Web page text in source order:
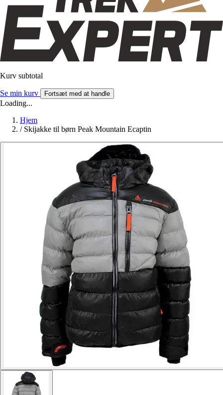
Kurv subtotal
Se min kurv Fortsæt med at handle
Loading...
Hjem
/ Skijakke til børn Peak Mountain Ecaptin